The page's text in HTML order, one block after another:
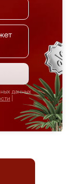
данных